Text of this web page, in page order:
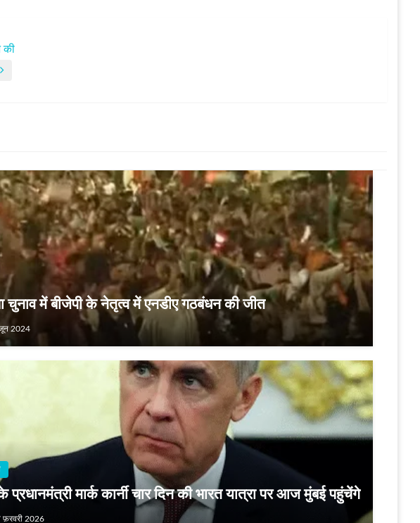
की
चुनाव में बीजेपी के नेतृत्‍व में एनडीए गठबंधन की जीत
2024
प्रधानमंत्री मार्क कार्नी चार दिन की भारत यात्रा पर आज मुंबई पहुंचेंगे
फ़रवरी 2026